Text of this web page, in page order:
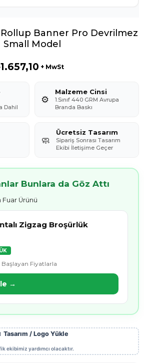
Banner Pro Devrilmez
Small Model
+ MwSt
Dahil
⚙️
Malzeme Cinsi
1.Sınıf 440 GRM Avrupa
Branda Baskı
🧼
Ücretsiz Tasarım
Sipariş Sonrası Tasarım
Ekibi İletişime Geçer
Bunlara da Göz Attı
Fuar Ürünü
Zigzag Broşürlük
Başlayan Fiyatlarla
→